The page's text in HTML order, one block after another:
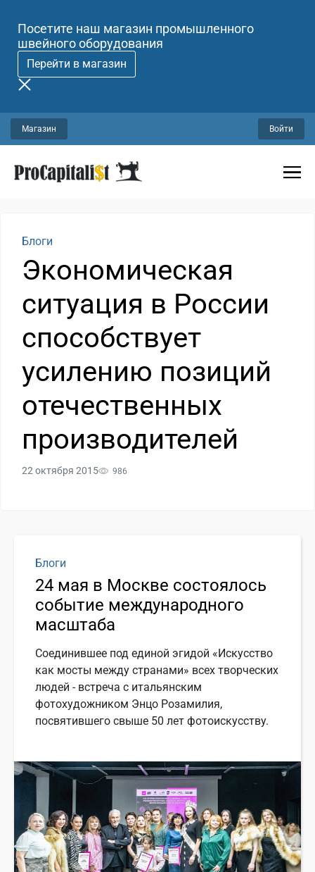
Посетите наш магазин промышленного
швейного оборудования
Перейти в магазин
Магазин Войти
Блоги
Экономическая
ситуация в России
способствует
усилению позиций
отечественных
производителей
22 октября 2015 986
Блоги
24 мая в Москве состоялось
событие международного
масштаба
Соединившее под единой эгидой «Искусство
как мосты между странами» всех творческих
людей - встреча с итальянским
фотохудожником Энцо Розамилия,
посвятившего свыше 50 лет фотоискусству.